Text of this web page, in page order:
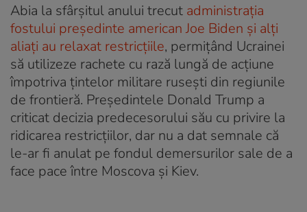
Abia la sfârșitul anului trecut administrația
fostului președinte american Joe Biden și alți
aliați au relaxat restricțiile, permițând Ucrainei
să utilizeze rachete cu rază lungă de acțiune
împotriva țintelor militare rusești din regiunile
de frontieră. Președintele Donald Trump a
criticat decizia predecesorului său cu privire la
ridicarea restricțiilor, dar nu a dat semnale că
le-ar fi anulat pe fondul demersurilor sale de a
face pace între Moscova și Kiev.